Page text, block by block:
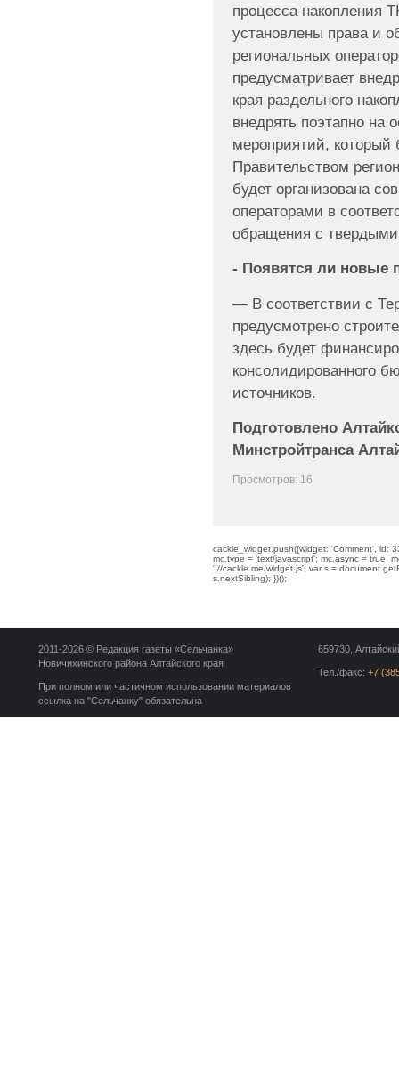
процесса накопления
установлены права и
региональных
предусматривает
края раздельного
внедрять поэтапно на
мероприятий, который
Правительством
будет организована
операторами в
обращения с
- Появятся ли новые
— В соответствии с
предусмотрено
здесь будет
консолидированного
источников.
Подготовлено
Минстройтранса
Просмотров: 16
cackle_widget.push({widget: 'Comment', id:
mc.type = 'text/javascript'; mc.async = true;
'://cackle.me/widget.js'; var s =
s.nextSibling); })();
659730,
Тел./факс: +7
2011-2026 © Редакция газеты «Сельчанка»
Новичихинского района Алтайского края
При полном или частичном использовании материалов
ссылка на "Сельчанку" обязательна